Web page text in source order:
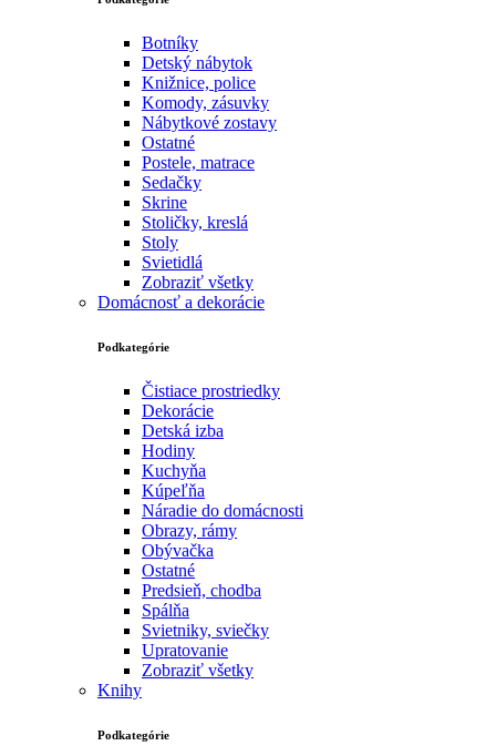
Botníky
Detský nábytok
Knižnice, police
Komody, zásuvky
Nábytkové zostavy
Ostatné
Postele, matrace
Sedačky
Skrine
Stoličky, kreslá
Stoly
Svietidlá
Zobraziť všetky
Domácnosť a dekorácie
Podkategórie
Čistiace prostriedky
Dekorácie
Detská izba
Hodiny
Kuchyňa
Kúpeľňa
Náradie do domácnosti
Obrazy, rámy
Obývačka
Ostatné
Predsieň, chodba
Spálňa
Svietniky, sviečky
Upratovanie
Zobraziť všetky
Knihy
Podkategórie